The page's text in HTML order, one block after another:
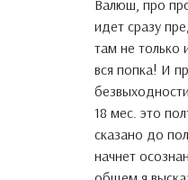
Валюш, про
идет сразу
там не только
вся попка! И
18 мес. это
сказано до
начнет